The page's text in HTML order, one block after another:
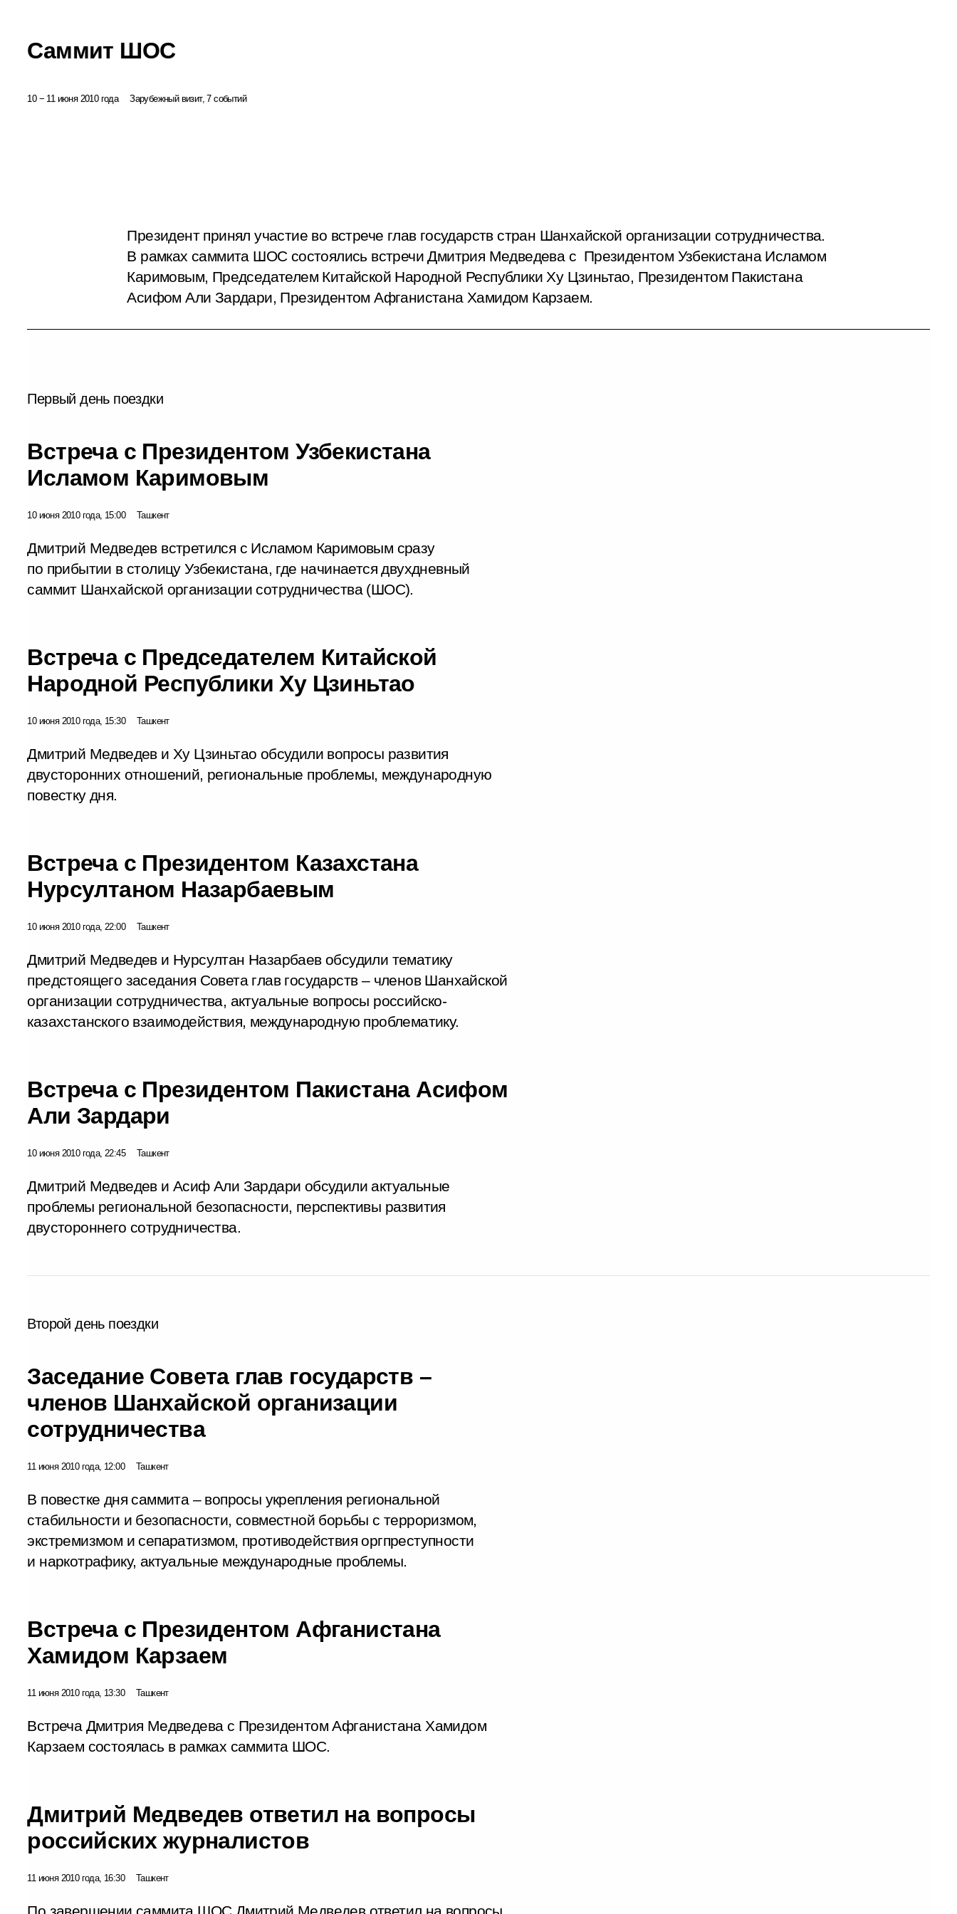
Саммит ШОС
10 − 11 июня 2010 года Зарубежный визит, 7 событий
Президент принял участие во встрече глав государств стран Шанхайской организации сотрудничества.
В рамках саммита ШОС состоялись встречи Дмитрия Медведева с Президентом Узбекистана Исламом
Каримовым, Председателем Китайской Народной Республики Ху Цзиньтао, Президентом Пакистана
Асифом Али Зардари, Президентом Афганистана Хамидом Карзаем.
Первый день поездки
Встреча с Президентом Узбекистана
Исламом Каримовым
10 июня 2010 года, 15:00 Ташкент
Дмитрий Медведев встретился с Исламом Каримовым сразу
по прибытии в столицу Узбекистана, где начинается двухдневный
саммит Шанхайской организации сотрудничества (ШОС).
Встреча с Председателем Китайской
Народной Республики Ху Цзиньтао
10 июня 2010 года, 15:30 Ташкент
Дмитрий Медведев и Ху Цзиньтао обсудили вопросы развития
двусторонних отношений, региональные проблемы, международную
повестку дня.
Встреча с Президентом Казахстана
Нурсултаном Назарбаевым
10 июня 2010 года, 22:00 Ташкент
Дмитрий Медведев и Нурсултан Назарбаев обсудили тематику
предстоящего заседания Совета глав государств – членов Шанхайской
организации сотрудничества, актуальные вопросы российско-
казахстанского взаимодействия, международную проблематику.
Встреча с Президентом Пакистана Асифом
Али Зардари
10 июня 2010 года, 22:45 Ташкент
Дмитрий Медведев и Асиф Али Зардари обсудили актуальные
проблемы региональной безопасности, перспективы развития
двустороннего сотрудничества.
Второй день поездки
Заседание Совета глав государств –
членов Шанхайской организации
сотрудничества
11 июня 2010 года, 12:00 Ташкент
В повестке дня саммита – вопросы укрепления региональной
стабильности и безопасности, совместной борьбы с терроризмом,
экстремизмом и сепаратизмом, противодействия оргпреступности
и наркотрафику, актуальные международные проблемы.
Встреча с Президентом Афганистана
Хамидом Карзаем
11 июня 2010 года, 13:30 Ташкент
Встреча Дмитрия Медведева с Президентом Афганистана Хамидом
Карзаем состоялась в рамках саммита ШОС.
Дмитрий Медведев ответил на вопросы
российских журналистов
11 июня 2010 года, 16:30 Ташкент